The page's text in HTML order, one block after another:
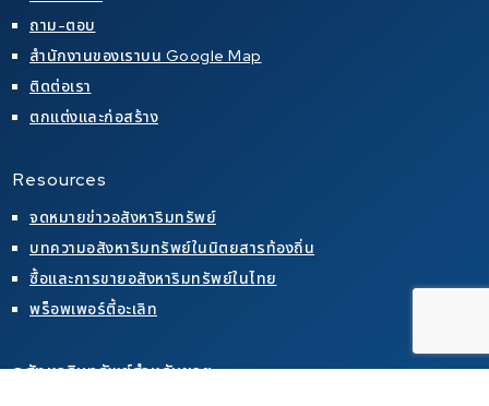
ถาม-ตอบ
สำนักงานของเราบน Google Map
ติดต่อเรา
ตกแต่งและก่อสร้าง
Resources
จดหมายข่าวอสังหาริมทรัพย์
บทความอสังหาริมทรัพย์ในนิตยสารท้องถิ่น
ซื้อและการขายอสังหาริมทรัพย์ในไทย
พร็อพเพอร์ตี้อะเลิท
อสังหาริมทรัพย์สำหรับขาย